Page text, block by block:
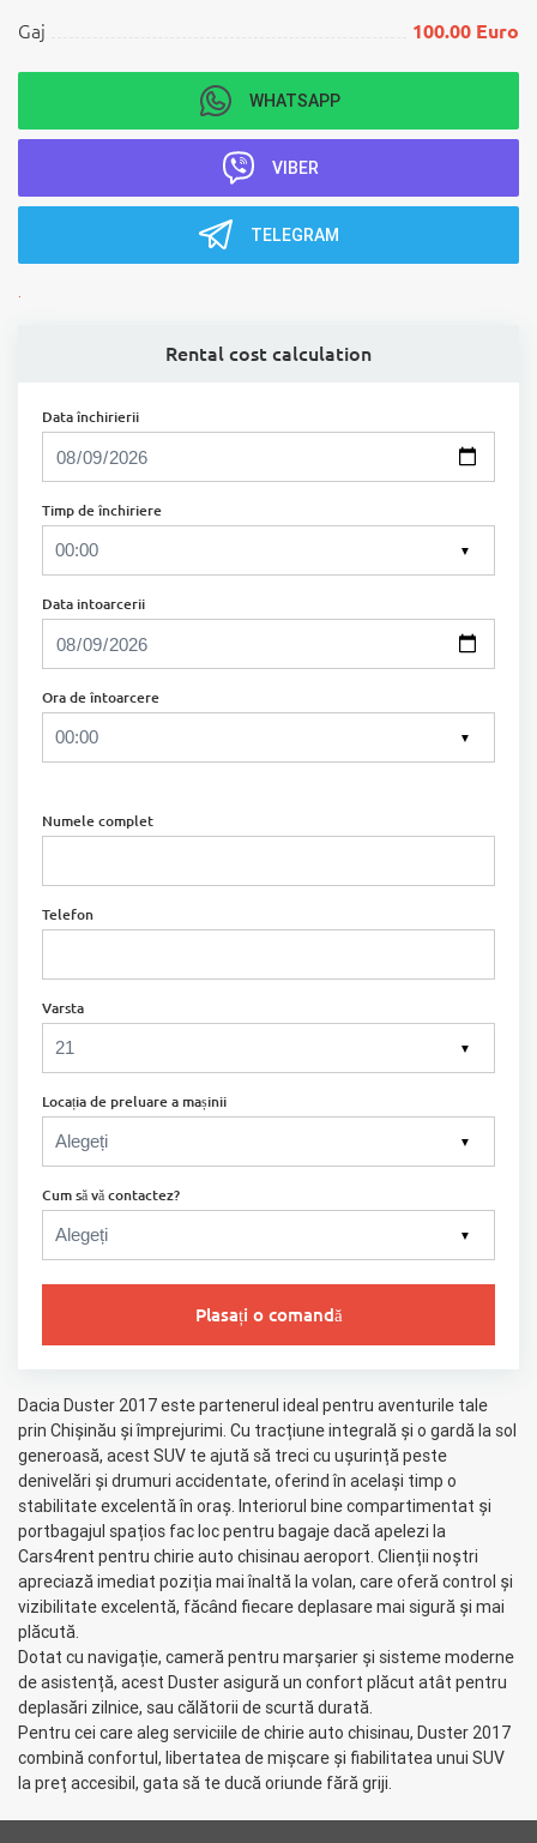
Gaj 100.00 Euro
WHATSAPP
VIBER
TELEGRAM
.
Rental cost calculation
Data închirierii
Timp de închiriere
▼
Data intoarcerii
Ora de întoarcere
▼
Numele complet
Telefon
Varsta
▼
Locația de preluare a mașinii
▼
Cum să vă contactez?
▼
Plasați o comandă
Dacia Duster 2017 este partenerul ideal pentru aventurile tale
prin Chișinău și împrejurimi. Cu tracțiune integrală și o gardă la sol
generoasă, acest SUV te ajută să treci cu ușurință peste
denivelări și drumuri accidentate, oferind în același timp o
stabilitate excelentă în oraș. Interiorul bine compartimentat și
portbagajul spațios fac loc pentru bagaje dacă apelezi la
Cars4rent pentru chirie auto chisinau aeroport. Clienții noștri
apreciază imediat poziția mai înaltă la volan, care oferă control și
vizibilitate excelentă, făcând fiecare deplasare mai sigură și mai
plăcută.
Dotat cu navigație, cameră pentru marșarier și sisteme moderne
de asistență, acest Duster asigură un confort plăcut atât pentru
deplasări zilnice, sau călătorii de scurtă durată.
Pentru cei care aleg serviciile de chirie auto chisinau, Duster 2017
combină confortul, libertatea de mișcare și fiabilitatea unui SUV
la preț accesibil, gata să te ducă oriunde fără griji.